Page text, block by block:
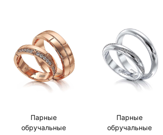
Парные
обручальные
Парные
обручальные